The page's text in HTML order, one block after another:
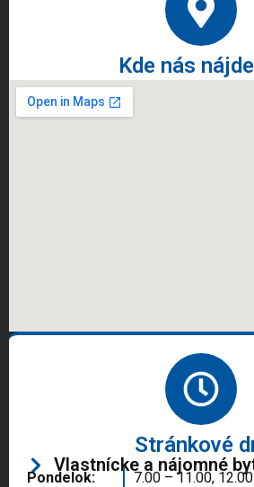
Kde nás
Stránkové
Vlastnícke a nájomné
Pondelok:
7.00 – 11.00,